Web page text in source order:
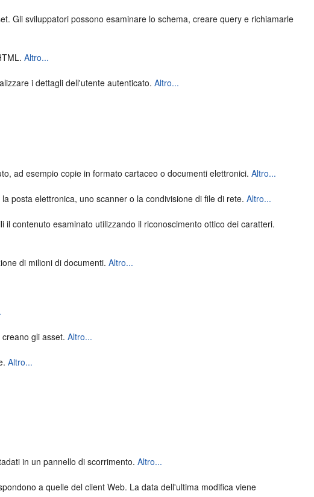
Gli sviluppatori possono esaminare lo schema, creare query e richiamarle
Altro...
i dettagli dell'utente autenticato.Altro...
ad esempio copie in formato cartaceo o documenti elettronici.Altro...
posta elettronica, uno scanner o la condivisione di file di rete.Altro...
contenuto esaminato utilizzando il riconoscimento ottico dei caratteri.
di milioni di documenti.Altro...
creano gli asset.Altro...
Altro...
in un pannello di scorrimento.Altro...
a quelle del client Web. La data dell'ultima modifica viene